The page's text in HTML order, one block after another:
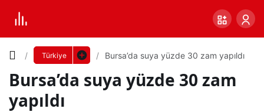
Türkiye Bursa’da suya yüzde 30 zam yapıldı
Bursa’da suya yüzde 30 zam
yapıldı
Yazı
Boyutunu